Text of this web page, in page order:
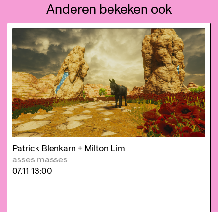
Anderen bekeken ook
Overslaan
Patrick Blenkarn + Milton Lim
asses.masses
07.11 13:00